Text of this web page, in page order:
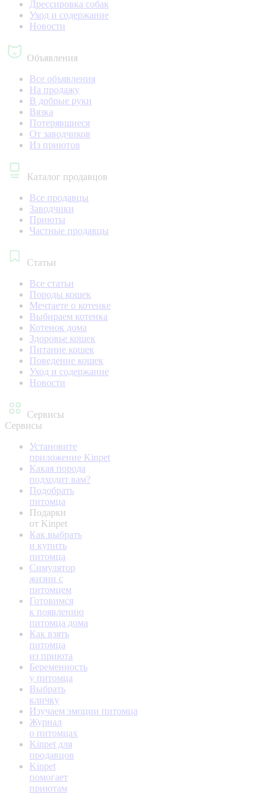
Дрессировка собак
Уход и содержание
Новости
Объявления
Все объявления
На продажу
В добрые руки
Вязка
Потерявшиеся
От заводчиков
Из приютов
Каталог продавцов
Все продавцы
Заводчики
Приюты
Частные продавцы
Статьи
Все статьи
Породы кошек
Мечтаете о котенке
Выбираем котенка
Котенок дома
Здоровье кошек
Питание кошек
Поведение кошек
Уход и содержание
Новости
Сервисы
Сервисы
Установите
приложение Kinpet
Какая порода
подходит вам?
Подобрать
питомца
Подарки
от Kinpet
Как выбрать
и купить
питомца
Симулятор
жизни с
питомцем
Готовимся
к появлению
питомца дома
Как взять
питомца
из приюта
Беременность
у питомца
Выбрать
кличку
Изучаем эмоции питомца
Журнал
о питомцах
Kinpet для
продавцов
Kinpet
помогает
приютам